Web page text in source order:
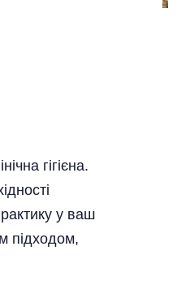
гігієна.
у ваш
підходом,